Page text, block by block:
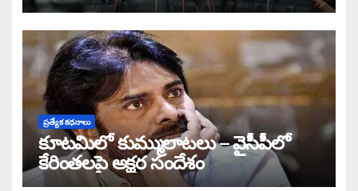
ప్రత్యేక కధనాలు
కూటమిలో కుమ్ములాటలు – వైసీపీలో
కేరింతలపై అక్షర సందేశం